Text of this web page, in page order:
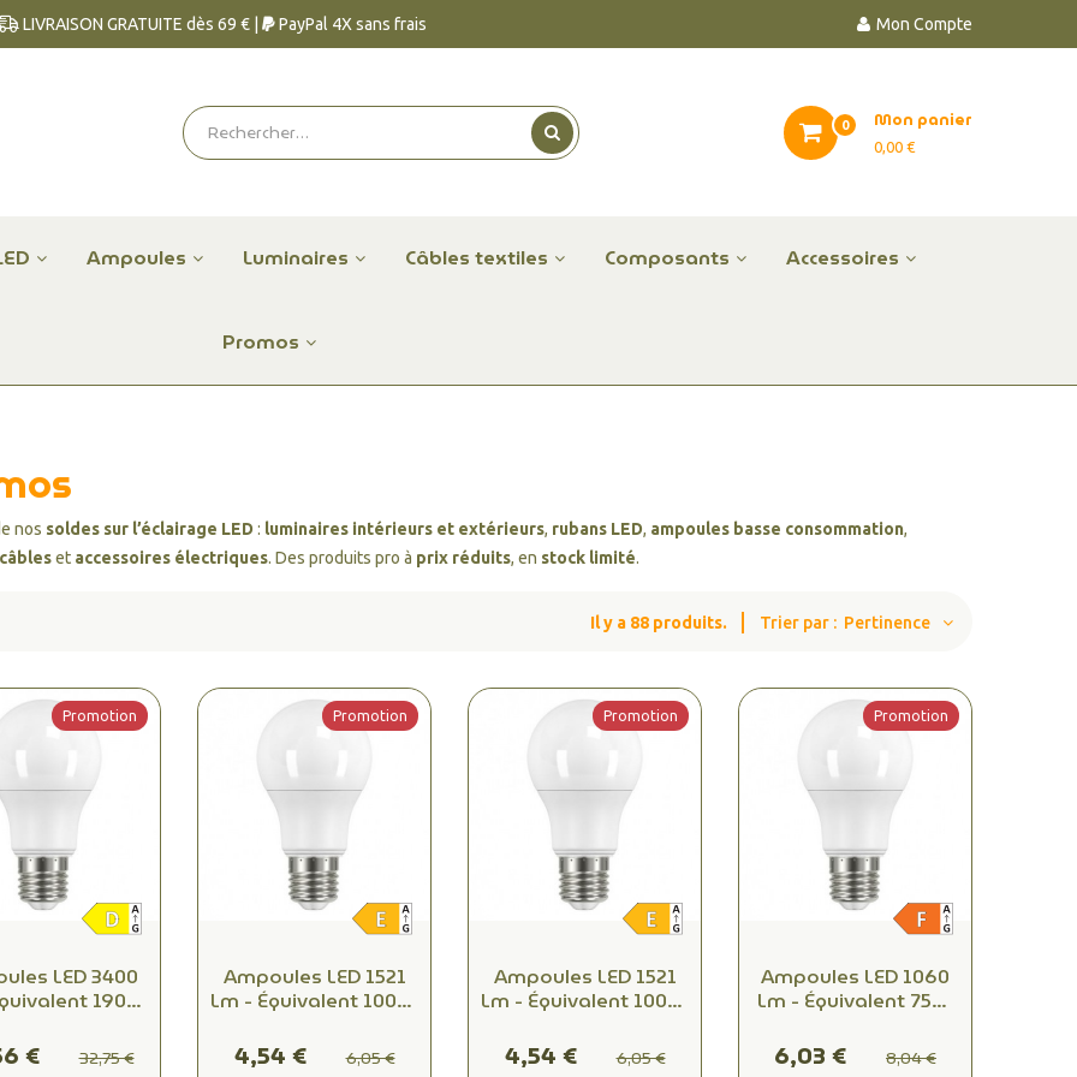
Mon Compte
LIVRAISON GRATUITE dès 69 € | PayPal 4X sans frais
Mon panier
0,00 €
0
Ampoules Luminaires Câbles textiles Composants Accessoires
Promos
nos soldes sur l’éclairage LED : luminaires intérieurs et extérieurs, rubans LED, ampoules basse consommation,
câbleset accessoires électriques. Des produits pro à prix réduits, en stock limité.
Il y a 88 produits. Trier par : Pertinence
Promotion
LED 3400
190W
Chaude
€ 32,75 €
Promotion
Ampoules LED 1521
Lm - Équivalent 100W
Lumière Neutre
4,54 € 6,05 €
Promotion
Ampoules LED 1521
Lm - Équivalent 100W
Lumière Chaude
4,54 € 6,05 €
Promotion
Ampoules LED 1060
Lm - Équivalent 75W
Lumière Neutre
6,03 € 8,04 €